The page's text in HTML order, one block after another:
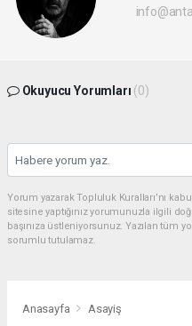
Okuyucu Yorumları (0)
Yorum yazarak Topluluk Kuralları’nı
sitesine yaptığınız yorumunuzla ilgili
başınıza üstleniyorsunuz. Yazılan tüm
sorumlu tutulamaz.
Anasayfa Asayiş